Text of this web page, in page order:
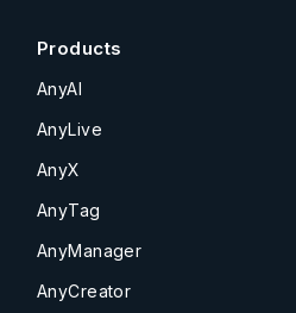
Products
AnyAI
AnyLive
AnyX
AnyTag
AnyManager
AnyCreator